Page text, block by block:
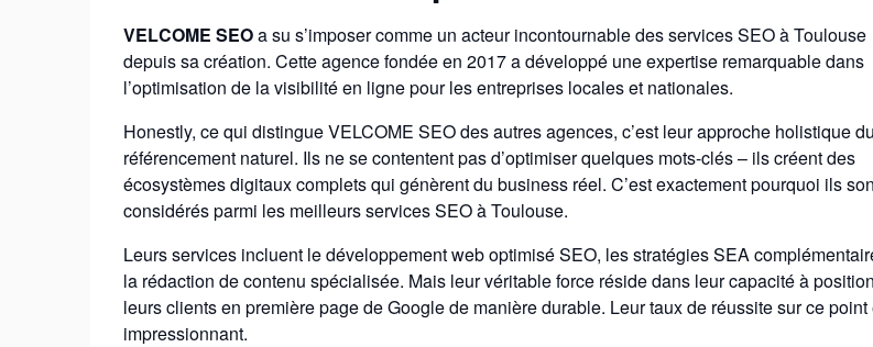
VELCOME SEOa su s’imposer comme un acteur incontournable des services SEO à Toulouse
depuis sa création. Cette agence fondée en 2017 a développé une expertise remarquable dans
l’optimisation de la visibilité en ligne pour les entreprises locales et nationales.
Honestly, ce qui distingue VELCOME SEO des autres agences, c’est leur approche holistique du
référencement naturel. Ils ne se contentent pas d’optimiser quelques mots-clés – ils créent des
écosystèmes digitaux complets qui génèrent du business réel. C’est exactement pourquoi ils
considérés parmi les meilleurs services SEO à Toulouse.
Leurs services incluent le développement web optimisé SEO, les stratégies SEA
la rédaction de contenu spécialisée. Mais leur véritable force réside dans leur capacité à
leurs clients en première page de Google de manière durable. Leur taux de réussite sur ce point
impressionnant.